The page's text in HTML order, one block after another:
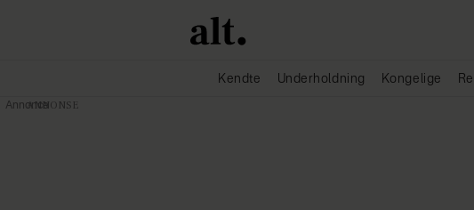
Kendte Underholdning Kongelige
Annonce